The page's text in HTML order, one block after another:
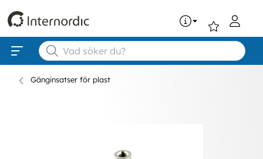
Gänginsatser för plast